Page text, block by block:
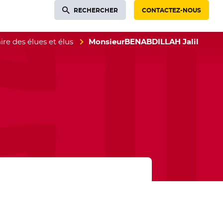
RECHERCHER CONTACTEZ-NOUS
des élues et élus MonsieurBENABDILLAH Jalil